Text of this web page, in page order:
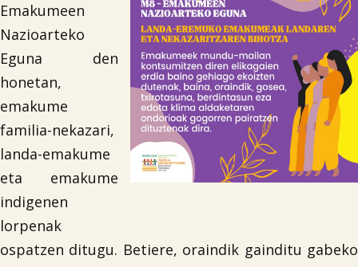
Emakumeen
Nazioarteko
Eguna den
honetan,
emakume
familia-nekazari,
landa-emakume
eta emakume
indigenen
lorpenak
ospatzen ditugu. Betiere, oraindik gainditu gabeko